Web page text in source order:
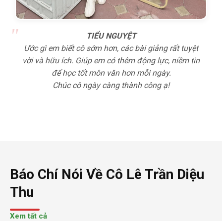
TIỂU NGUYỆT
Ước gì em biết cô sớm hơn, các bài giảng rất tuyệt
vời và hữu ích. Giúp em có thêm động lực, niềm tin
để học tốt môn văn hơn mỗi ngày.
Chúc cô ngày càng thành công ạ!
Báo Chí Nói Về Cô Lê Trần Diệu
Thu
Xem tất cả